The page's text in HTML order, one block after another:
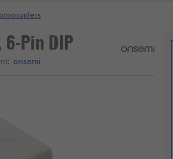
Pin DIP
: onsemi